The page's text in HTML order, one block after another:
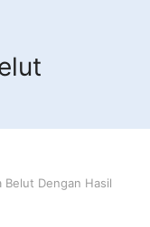
Belut Dengan Hasil